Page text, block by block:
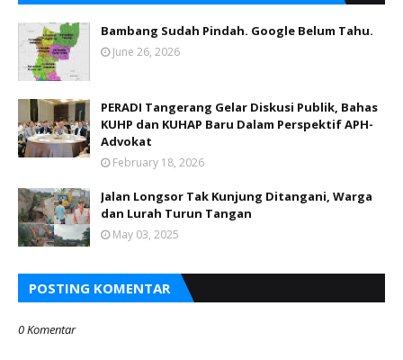
Bambang Sudah Pindah. Google Belum Tahu.
June 26, 2026
PERADI Tangerang Gelar Diskusi Publik, Bahas
KUHP dan KUHAP Baru Dalam Perspektif APH-
Advokat
February 18, 2026
Jalan Longsor Tak Kunjung Ditangani, Warga
dan Lurah Turun Tangan
May 03, 2025
POSTING KOMENTAR
0 Komentar